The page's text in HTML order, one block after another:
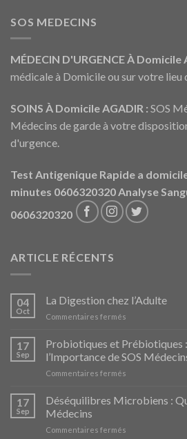
SOS MEDECINS
MÉDECIN D'URGENCE À Domicile
médicale à Domicile ou sur votre lieu
SOINS À Domicile AGADIR : SOS
Médecins de garde à votre
d'urgence.
Test Antigenique Rapide a
minutes 0606320320Analyse
0606320320
ARTICLE RÉCENTS
04
Oct
La Digestion chez l’Adulte
Commentaires fermés
Digestion
chez
l’Adulte
17
Sep
Probiotiques et Prébiotiques
l’Importance de SOS
Commentaires fermés
et
Prébiotiques
17
Sep
Déséquilibres Microbiens :
Médecins
Commentaires fermés